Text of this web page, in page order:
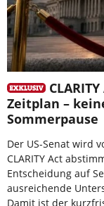
Zeitplan –
Sommerpause
Der US-Senat wird
CLARITY Act
Entscheidung auf
ausreichende
Damit ist der